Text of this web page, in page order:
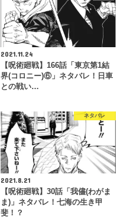
2021.11.24
【呪術廻戦】166話「東京第1結
界(コロニー)⑥」ネタバレ！日車
との戦い…
ネタバレ
2021.8.21
【呪術廻戦】30話「我儘(わがま
ま)」ネタバレ！七海の生き甲
斐！？